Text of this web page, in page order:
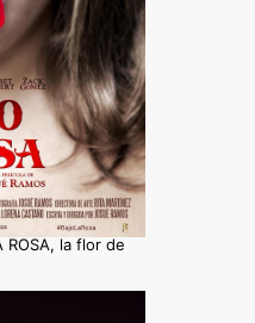
ROSA, la flor de